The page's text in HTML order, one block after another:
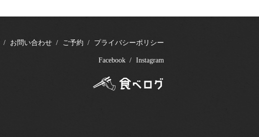
お問い合わせ ご予約 プライバシーポリシー
Facebook Instagram